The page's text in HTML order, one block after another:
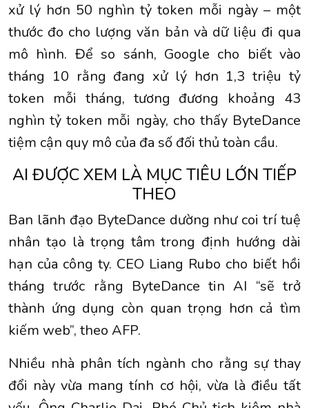
xử lý hơn 50 nghìn tỷ token mỗi ngày – một
thước đo cho lượng văn bản và dữ liệu đi qua
mô hình. Để so sánh, Google cho biết vào
tháng 10 rằng đang xử lý hơn 1,3 triệu tỷ
token mỗi tháng, tương đương khoảng 43
nghìn tỷ token mỗi ngày, cho thấy ByteDance
tiệm cận quy mô của đa số đối thủ toàn cầu.
AI ĐƯỢC XEM LÀ MỤC TIÊU LỚN TIẾP
THEO
Ban lãnh đạo ByteDance dường như coi trí tuệ
nhân tạo là trọng tâm trong định hướng dài
hạn của công ty. CEO Liang Rubo cho biết hồi
tháng trước rằng ByteDance tin AI “sẽ trở
thành ứng dụng còn quan trọng hơn cả tìm
kiếm web”, theo AFP.
Nhiều nhà phân tích ngành cho rằng sự thay
đổi này vừa mang tính cơ hội, vừa là điều tất